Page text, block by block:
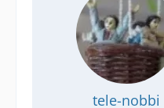
tele-nobbi